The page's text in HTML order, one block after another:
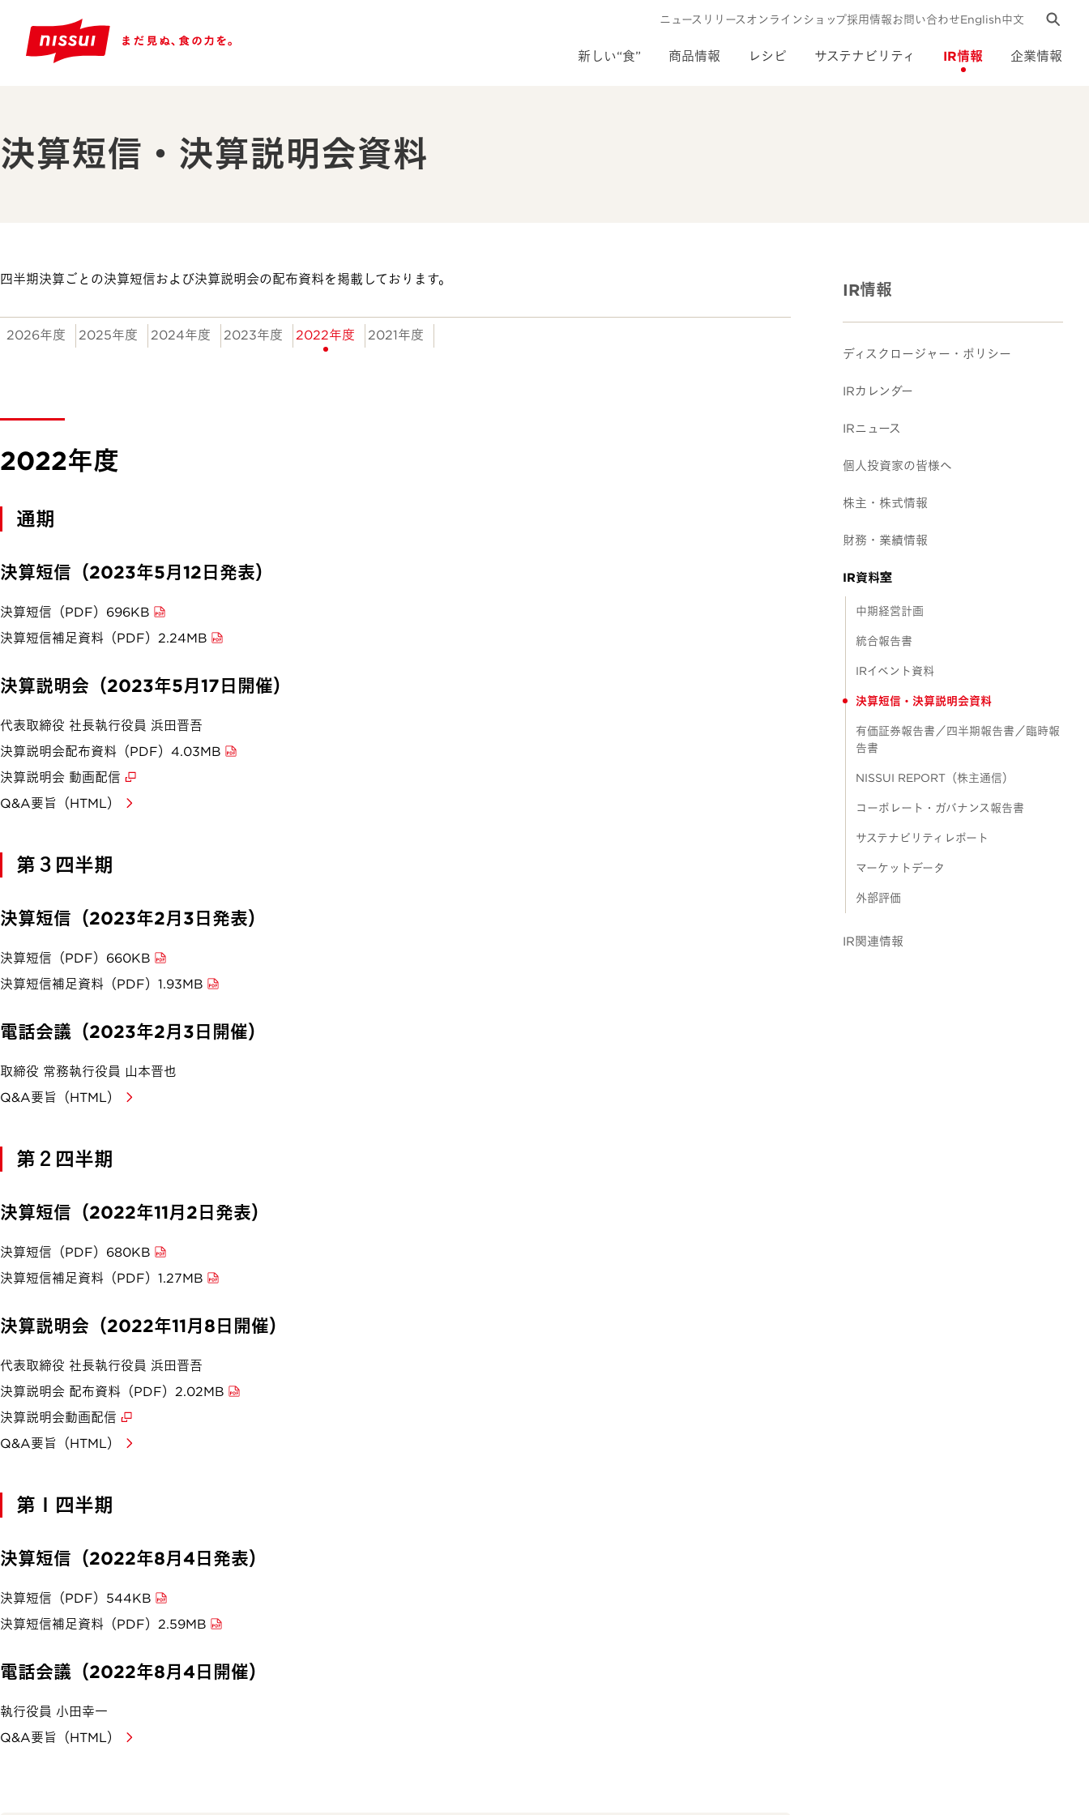
新しい“食” 商品情報 レシピ サステナビリティ IR情報 企業情報
ニュースリリースオンラインショップ採用情報お問い合わせEnglish中文
決算短信・決算説明会資料
四半期決算ごとの決算短信および決算説明会の配布資料を掲載しております。
2026年度 2025年度 2024年度 2023年度 2022年度 2021年度
2022年度
通期
決算短信（2023年5月12日発表）
決算短信（PDF）696KB
決算短信補足資料（PDF）2.24MB
決算説明会（2023年5月17日開催）
代表取締役 社長執行役員 浜田晋吾
決算説明会配布資料（PDF）4.03MB
決算説明会 動画配信
Q&A要旨（HTML）
第３四半期
決算短信（2023年2月3日発表）
決算短信（PDF）660KB
決算短信補足資料（PDF）1.93MB
電話会議（2023年2月3日開催）
取締役 常務執行役員 山本晋也
Q&A要旨（HTML）
第２四半期
決算短信（2022年11月2日発表）
決算短信（PDF）680KB
決算短信補足資料（PDF）1.27MB
決算説明会（2022年11月8日開催）
代表取締役 社長執行役員 浜田晋吾
決算説明会 配布資料（PDF）2.02MB
決算説明会動画配信
Q&A要旨（HTML）
第１四半期
決算短信（2022年8月4日発表）
決算短信（PDF）544KB
決算短信補足資料（PDF）2.59MB
電話会議（2022年8月4日開催）
執行役員 小田幸一
Q&A要旨（HTML）
IR情報
ディスクロージャー・ポリシー
IRカレンダー
IRニュース
個人投資家の皆様へ
株主・株式情報
財務・業績情報
IR資料室
中期経営計画
統合報告書
IRイベント資料
決算短信・決算説明会資料
有価証券報告書／四半期報告書／臨時報
告書
NISSUI REPORT（株主通信）
コーポレート・ガバナンス報告書
サステナビリティレポート
マーケットデータ
外部評価
IR関連情報